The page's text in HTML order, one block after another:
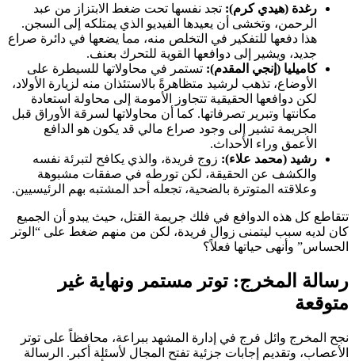
رغدة (هيدي كرم): تجد نفسها تحت ضغط الابتزاز من عبد
الرحمن، وتخشى أن يعيدها الفيديو الذي يمتلكه إلى السجن.
هذا دفعها للتفكير في التخلص منه، مما يضعها في دائرة صراع
جديد، ويشير إلى دوافعها القوية للتحرك بعنف.
كاميليا (إنجي المقدم): تستمر في محاولاتها للسيطرة على
الأوضاع، تذهب لرشيد متظاهرةً بالاستئذان منه لزيارة الأولاد،
لكن دوافعها الحقيقية تتجاوز الأمومة إلى محاولة استعادة
مكانتها وتبرير تصرفاتها. كما أن محاولاتها لسرقة الأوراق قبل
الجريمة تشير إلى وجود صراع مالي قد يكون هو الدافع
الأعمق وراء الأحداث.
رشيد (محمد علاء): زوج فريدة، والذي يكافح لتبرئة نفسه
والكشف عن الحقيقة، لكن تورطه في صفقات مشبوهة
وعلاقته المتوترة بالضحية، تجعله أحد المشتبه بهم الرئيسيين.
تتقاطع كل هذه الدوافع في فلك جريمة القتل، حيث يبدو أن الجميع
كان لديه سبب ليتمنى زوال فريدة، لكن من منهم ضغط على “الوتر
الحساس” وأنهى حياتها فعلاً؟
رسالة المخرج: توتر مستمر ونهاية غير
متوقعة
نجح المخرج وائل فرج في إدارة المشهد ببراعة، محافظاً على توتر
الأعصاب، وتقديم إجابات جزئية تفتح المجال لأسئلة أكبر. الرسالة